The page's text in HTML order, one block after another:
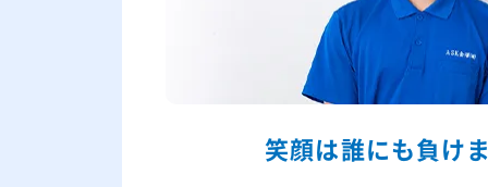
笑顔は誰にも負け